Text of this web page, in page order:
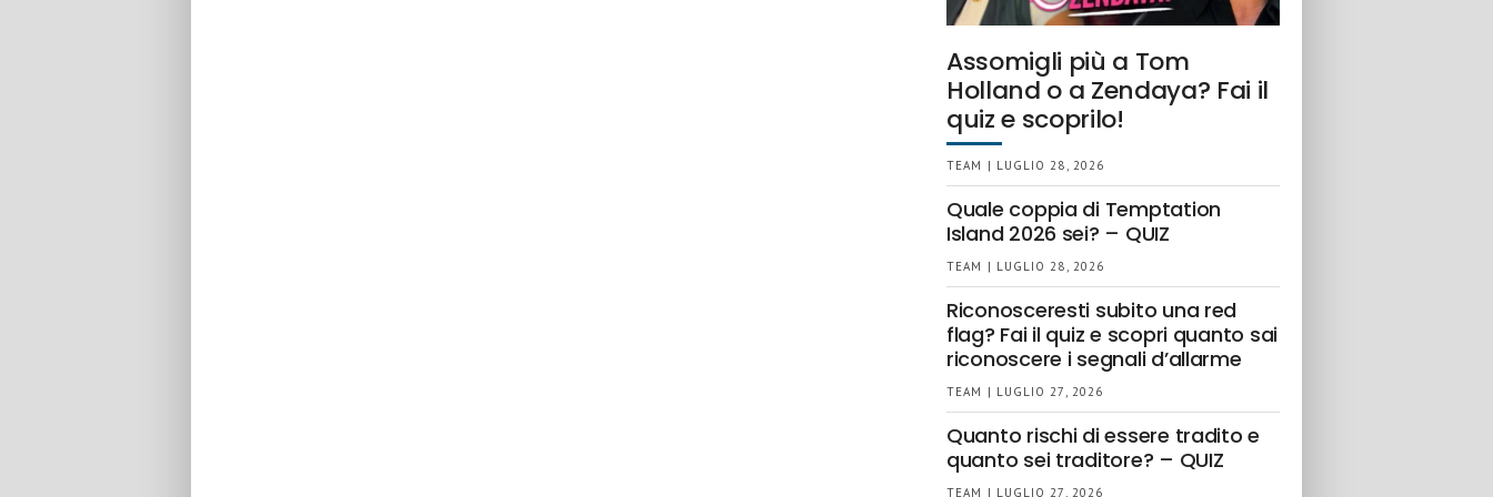
Assomigli più a Tom
Holland o a Zendaya? Fai il
quiz e scoprilo!
TEAM | LUGLIO 28, 2026
Quale coppia di Temptation
Island 2026 sei? – QUIZ
TEAM | LUGLIO 28, 2026
Riconosceresti subito una red
flag? Fai il quiz e scopri quanto sai
riconoscere i segnali d’allarme
TEAM | LUGLIO 27, 2026
Quanto rischi di essere tradito e
quanto sei traditore? – QUIZ
TEAM | LUGLIO 27, 2026